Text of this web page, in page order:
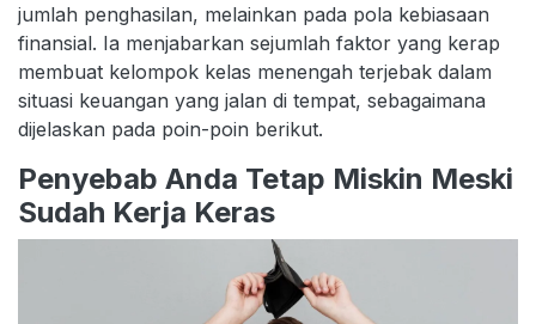
jumlah penghasilan, melainkan pada pola kebiasaan
finansial. Ia menjabarkan sejumlah faktor yang kerap
membuat kelompok kelas menengah terjebak dalam
situasi keuangan yang jalan di tempat, sebagaimana
dijelaskan pada poin-poin berikut.
Penyebab Anda Tetap Miskin Meski
Sudah Kerja Keras